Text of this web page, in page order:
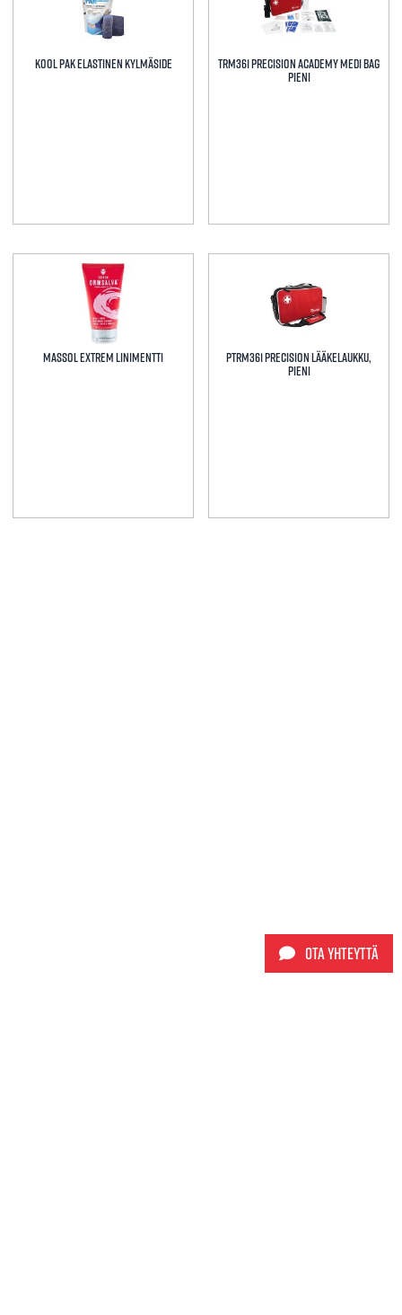
KOOL PAK elastinen kylmäside TRM361 Precision Academy Medi Bag
Pieni
Massol extrem linimentti PTRM361 Precision Lääkelaukku,
pieni
Ota yhteyttä